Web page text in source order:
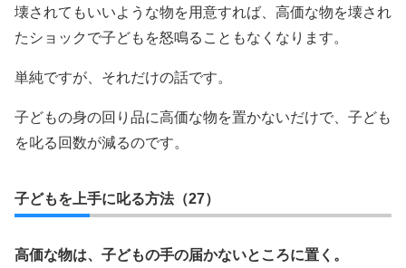
壊されてもいいような物を用意すれば、高価な物を壊され
たショックで子どもを怒鳴ることもなくなります。
単純ですが、それだけの話です。
子どもの身の回り品に高価な物を置かないだけで、子ども
を叱る回数が減るのです。
子どもを上手に叱る方法（27）
高価な物は、子どもの手の届かないところに置く。